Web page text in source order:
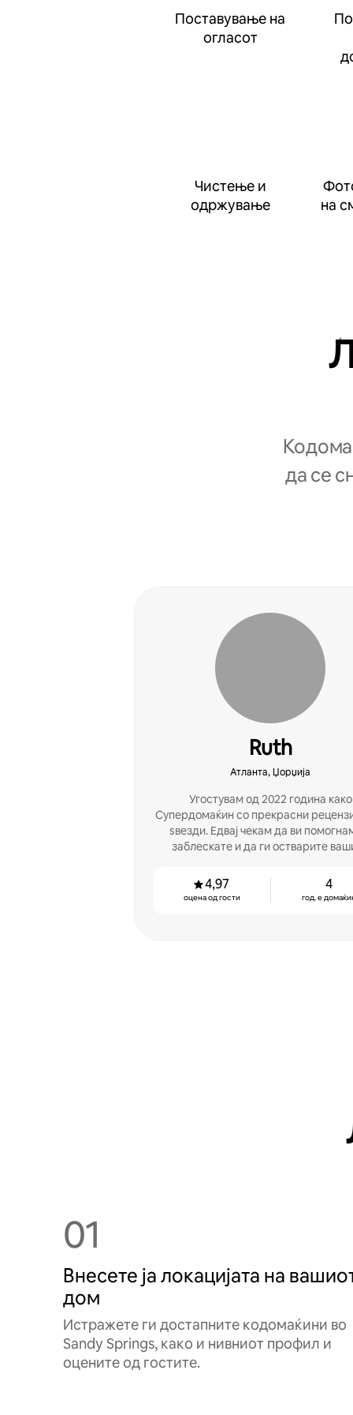
Поставување на
огласот
Чистење и
одржување
на
да се
Ruth
Атланта, Џорџија
Угостувам од 2022 година како
Супердомаќин со прекрасни
ѕвезди. Едвај чекам да ви
заблескате и да ги остварите
4,97
оцена од гости
4
год. е
01
Внесете ја локацијата на
дом
Истражете ги достапните кодомаќини во
Sandy Springs, како и нивниот профил и
оцените од гостите.